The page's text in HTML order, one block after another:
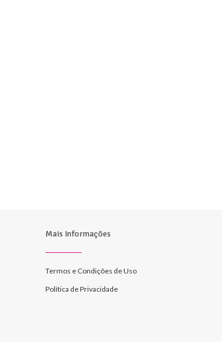
Mais Informações
Termos e Condições de Uso
Política de Privacidade